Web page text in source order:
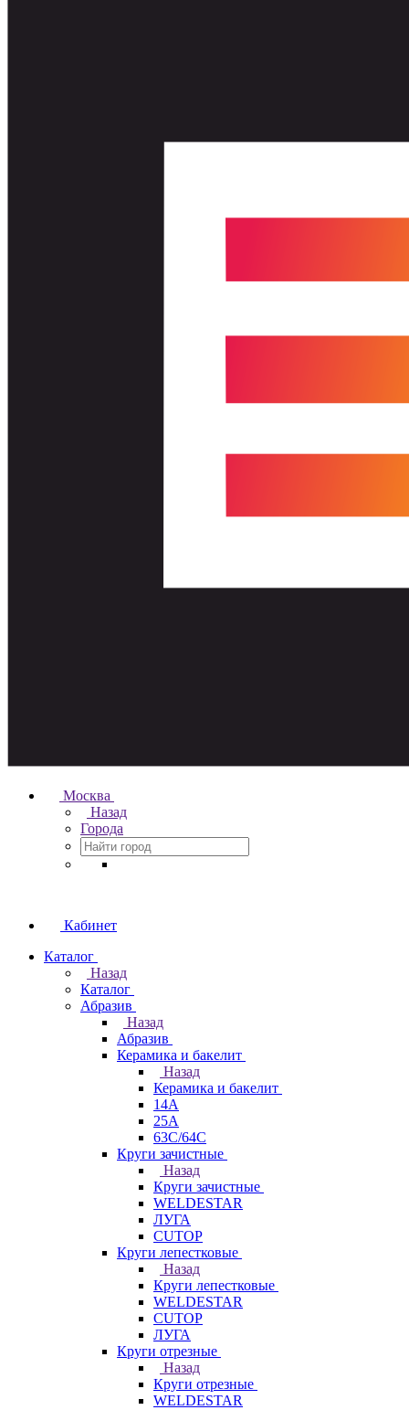
Москва
Назад
Города
Кабинет
Каталог
Назад
Каталог
Абразив
Назад
Абразив
Керамика и бакелит
Назад
Керамика и бакелит
14А
25А
63С/64С
Круги зачистные
Назад
Круги зачистные
WELDESTAR
ЛУГА
CUTOP
Круги лепестковые
Назад
Круги лепестковые
WELDESTAR
CUTOP
ЛУГА
Круги отрезные
Назад
Круги отрезные
WELDESTAR